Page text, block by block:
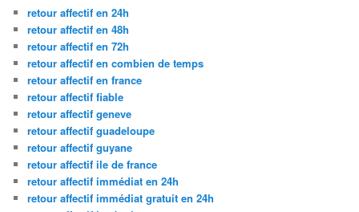
retour affectif en 24h
retour affectif en 48h
retour affectif en 72h
retour affectif en combien de temps
retour affectif en france
retour affectif fiable
retour affectif geneve
retour affectif guadeloupe
retour affectif guyane
retour affectif ile de france
retour affectif immédiat en 24h
retour affectif immédiat gratuit en 24h